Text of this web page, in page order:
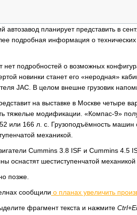
планирует представить в
подробная информация о технических
подробностей о возможных
новинки станет его «неродная»
JAC. В целом внешне грузовик
на выставке в Москве четыре
тяжелые модификации. «Компас-9»
или 166 л. с. Грузоподъёмность машин
механикой.
Cummins 3.8 ISF и Cummins 4.5
оснастят шестиступенчатой механикой
позже.
сообщили о планах увеличить
фрагмент текста и нажмите